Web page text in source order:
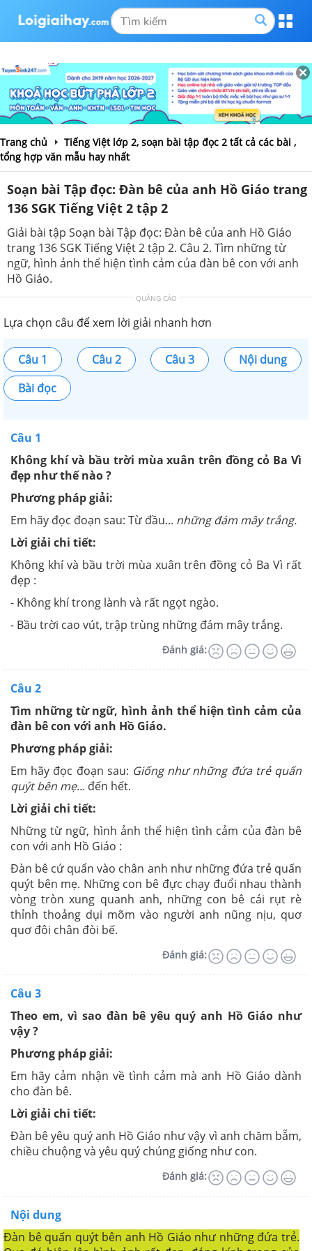
Trang chủ
Tiếng Việt lớp 2, soạn bài tập đọc 2 tất cả các bài ,
tổng hợp văn mẫu hay nhất
Soạn bài Tập đọc: Đàn bê của anh Hồ Giáo trang
136 SGK Tiếng Việt 2 tập 2
Giải bài tập Soạn bài Tập đọc: Đàn bê của anh Hồ Giáo
trang 136 SGK Tiếng Việt 2 tập 2. Câu 2. Tìm những từ
ngữ, hình ảnh thể hiện tình cảm của đàn bê con với anh
Hồ Giáo.
QUẢNG CÁO
Lựa chọn câu để xem lời giải nhanh hơn
Câu 1 Câu 2 Câu 3
Nội dung
Bài đọc
Câu 1
Không khí và bầu trời mùa xuân trên đồng cỏ Ba Vì
đẹp như thế nào ?
Phương pháp giải:
Em hãy đọc đoạn sau: Từ đầu... những đám mây trắng.
Lời giải chi tiết:
Không khí và bầu trời mùa xuân trên đồng cỏ Ba Vì rất
đẹp :
- Không khí trong lành và rất ngọt ngào.
- Bầu trời cao vút, trập trùng những đám mây trắng.
Đánh giá:
Câu 2
Tìm những từ ngữ, hình ảnh thể hiện tình cảm của
đàn bê con với anh Hồ Giáo.
Phương pháp giải:
Em hãy đọc đoạn sau: Giống như những đứa trẻ quấn
quýt bên mẹ... đến hết.
Lời giải chi tiết:
Những từ ngữ, hình ảnh thể hiện tình cảm của đàn bê
con với anh Hồ Giáo :
Đàn bê cứ quẩn vào chân anh như những đứa trẻ quấn
quýt bên mẹ. Những con bê đực chạy đuổi nhau thành
vòng tròn xung quanh anh, những con bê cái rụt rè
thỉnh thoảng dụi mõm vào người anh nũng nịu, quơ
quơ đôi chân đòi bế.
Đánh giá:
Câu 3
Theo em, vì sao đàn bê yêu quý anh Hồ Giáo như
vậy ?
Phương pháp giải:
Em hãy cảm nhận về tình cảm mà anh Hồ Giáo dành
cho đàn bê.
Lời giải chi tiết:
Đàn bê yêu quý anh Hồ Giáo như vậy vì anh chăm bẵm,
chiều chuộng và yêu quý chúng giống như con.
Đánh giá:
Nội dung
Đàn bê quấn quýt bên anh Hồ Giáo như những đứa trẻ.